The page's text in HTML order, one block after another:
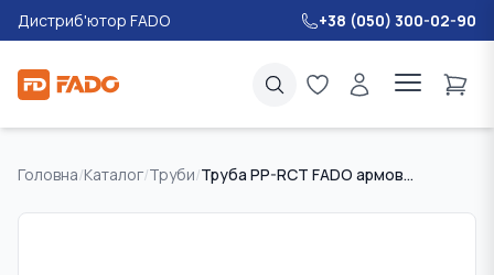
Дистриб'ютор FADO +38 (050) 300-02-90
Головна/Каталог/Труби/ Труба PP-RCT FADO армована шаром алюмінію (PPR-AL-PPR) PN-25 40х6,7